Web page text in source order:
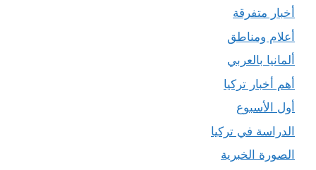
أخبار متفرقة
أعلام ومناطق
ألمانيا بالعربي
أهم أخبار تركيا
أول الأسبوع
الدراسة في تركيا
الصورة الخبرية